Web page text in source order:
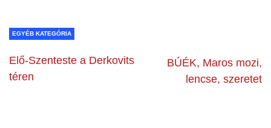
EGYÉB KATEGÓRIA
Elő-Szenteste a Derkovits
téren
BÚÉK, Maros mozi,
lencse, szeretet